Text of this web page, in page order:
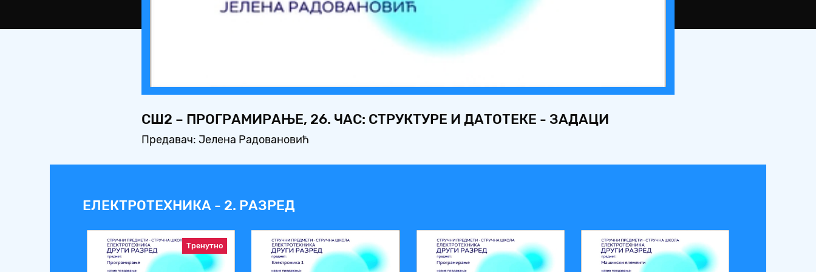
Video
СШ2 – ПРОГРАМИРАЊЕ, 26. ЧАС: СТРУКТУРЕ И ДАТОТЕКЕ - ЗАДАЦИ
Предавач: Јелена Радовановић
ЕЛЕКТРОТЕХНИКА - 2. РАЗРЕД
Тренутно